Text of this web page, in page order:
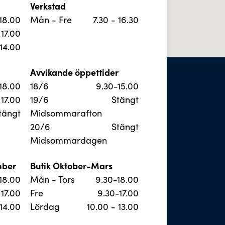
Verkstad
Mån - Fre
7.30 - 16.30
Avvikande öppettider
18/6
9.30-15.00
19/6
Midsommarafton
Stängt
20/6
Midsommardagen
Stängt
Butik Oktober-Mars
Mån - Tors
9.30-18.00
Fre
9.30-17.00
Lördag
10.00 - 13.00